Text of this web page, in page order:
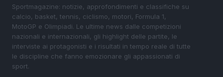
Sportmagazine: notizie, approfondimenti e classifiche su
calcio, basket, tennis, ciclismo, motori, Formula 1,
MotoGP e Olimpiadi. Le ultime news dalle competizioni
nazionali e internazionali, gli highlight delle partite, le
interviste ai protagonisti e i risultati in tempo reale di tutte
le discipline che fanno emozionare gli appassionati di
sport.